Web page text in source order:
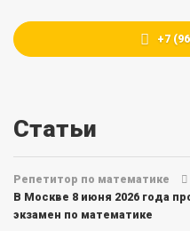
+7
Статьи
Репетитор по математике
В Москве 8 июня 2026 года
экзамен по математике